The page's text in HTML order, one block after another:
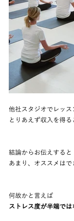
他社スタジオでレッス
とりあえず収入を得
結論からお伝えすると
あまり、オススメはで
何故かと言えば
ストレス度が半端で